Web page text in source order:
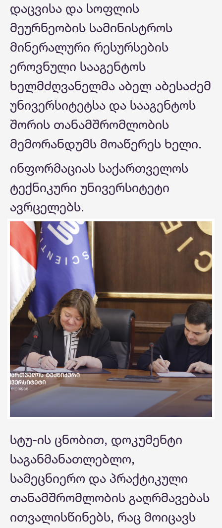
დაცვისა და სოფლის
მეურნეობის სამინისტროს
მინერალური რესურსების
ეროვნული სააგენტოს
ხელმძღვანელმა აბელ აბესაძემ
უნივერსიტეტსა და სააგენტოს
შორის თანამშრომლობის
მემორანდუმს მოაწერეს ხელი.
ინფორმაციას საქართველოს
ტექნიკური უნივერსიტეტი
ავრცელებს.
სტუ-ის ცნობით, დოკუმენტი
საგანმანათლებლო,
სამეცნიერო და პრაქტიკული
თანამშრომლობის გაღრმავებას
ითვალისწინებს, რაც მოიცავს